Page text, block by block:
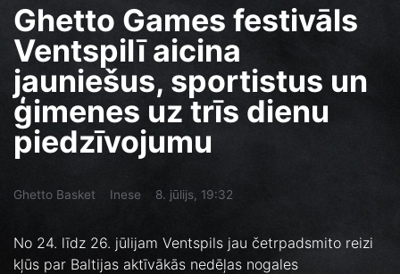
Ghetto Games festivāls
Ventspilī aicina
jauniešus, sportistus un
ģimenes uz trīs dienu
piedzīvojumu
Ghetto Basket Inese 8. jūlijs, 19:32
No 24. līdz 26. jūlijam Ventspils jau četrpadsmito reizi
kļūs par Baltijas aktīvākās nedēļas nogales